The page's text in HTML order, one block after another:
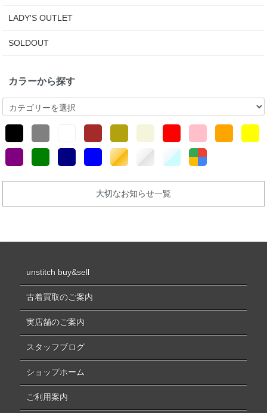
LADY'S OUTLET
SOLDOUT
カラーから探す
大切なお知らせ一覧
unstitch buy&sell
古着買取のご案内
実店舗のご案内
スタッフブログ
ショップホーム
ご利用案内